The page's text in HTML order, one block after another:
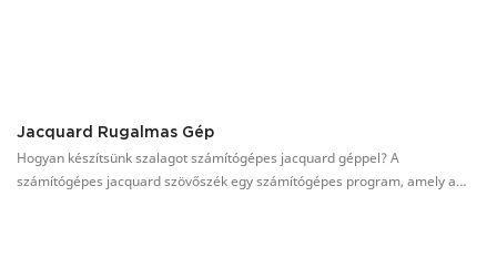
Jacquard Rugalmas Gép
Hogyan készítsünk szalagot számítógépes jacquard géppel? A
számítógépes jacquard szövőszék egy számítógépes program, amely a